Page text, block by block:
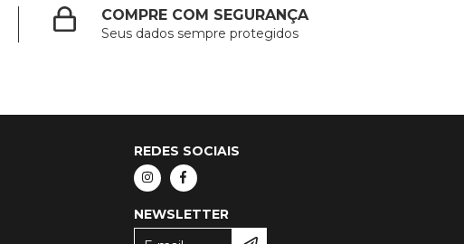
COMPRE COM SEGURANÇA
Seus dados sempre protegidos
REDES SOCIAIS
NEWSLETTER